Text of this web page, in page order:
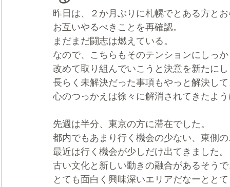
昨日は、２か月ぶりに札幌でとある方と
お互いやるべきことを再確認。
まだまだ闘志は燃えている。
なので、こちらもそのテンションにしっ
改めて取り組んでいこうと決意を新たに
長らく未解決だった事項もやっと解決し
心のつっかえは徐々に解消されてきたよ
先週は半分、東京の方に滞在でした。
都内でもあまり行く機会の少ない、東側
最近は行く機会が少しだけ出てきました。
古い文化と新しい動きの融合があるそう
とても面白く興味深いエリアだなーとと